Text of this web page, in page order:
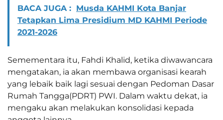
BACA JUGA : Musda KAHMI Kota Banjar
Tetapkan Lima Presidium MD KAHMI Periode
2021-2026
Semementara itu, Fahdi Khalid, ketika diwawancara
mengatakan, ia akan membawa organisasi kearah
yang lebaik baik lagi sesuai dengan Pedoman Dasar
Rumah Tangga(PDRT) PWI. Dalam waktu dekat, ia
mengaku akan melakukan konsolidasi kepada